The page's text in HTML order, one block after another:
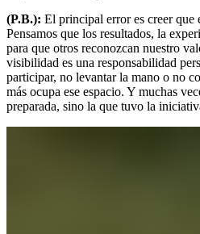
(P.B.): El principal error es creer que
Pensamos que los resultados, la
para que otros reconozcan nuestro
visibilidad es una responsabilidad
participar, no levantar la mano o no
más ocupa ese espacio. Y muchas
preparada, sino la que tuvo la